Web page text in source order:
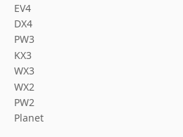
EV4
DX4
PW3
KX3
WX3
WX2
PW2
Planet